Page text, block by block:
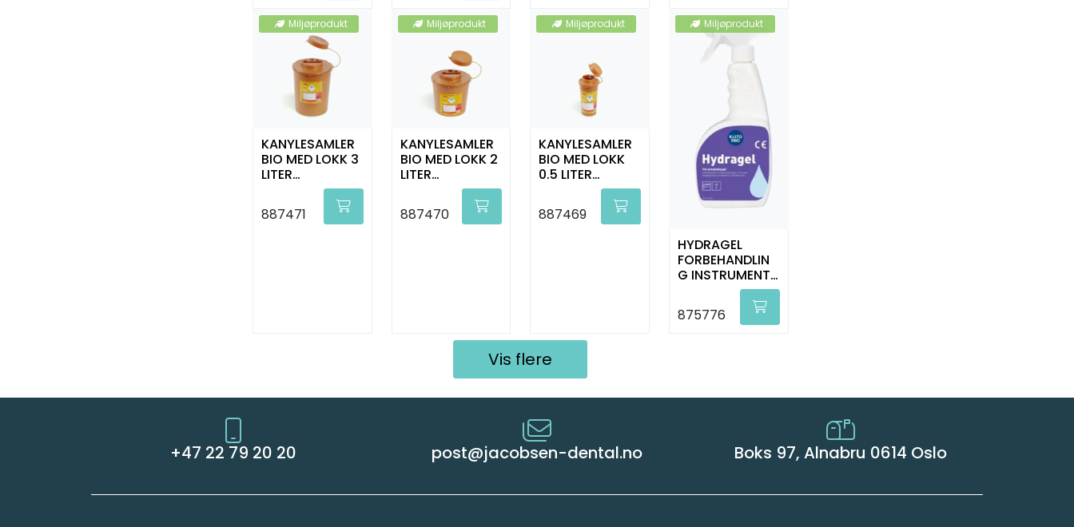
Miljøprodukt
KANYLESAMLER
BIO MED LOKK 3
LITER
WOODSAFE
887471
Miljøprodukt
KANYLESAMLER
BIO MED LOKK 2
LITER
WOODSAFE
887470
Miljøprodukt
KANYLESAMLER
BIO MED LOKK
0.5 LITER
WOODSAFE
887469
Miljøprodukt
HYDRAGEL
FORBEHANDLIN
G INSTRUMENT
750 ML KIILTO
875776
Vis flere
+47 22 79 20 20 post@jacobsen-dental.no Boks 97, Alnabru 0614 Oslo